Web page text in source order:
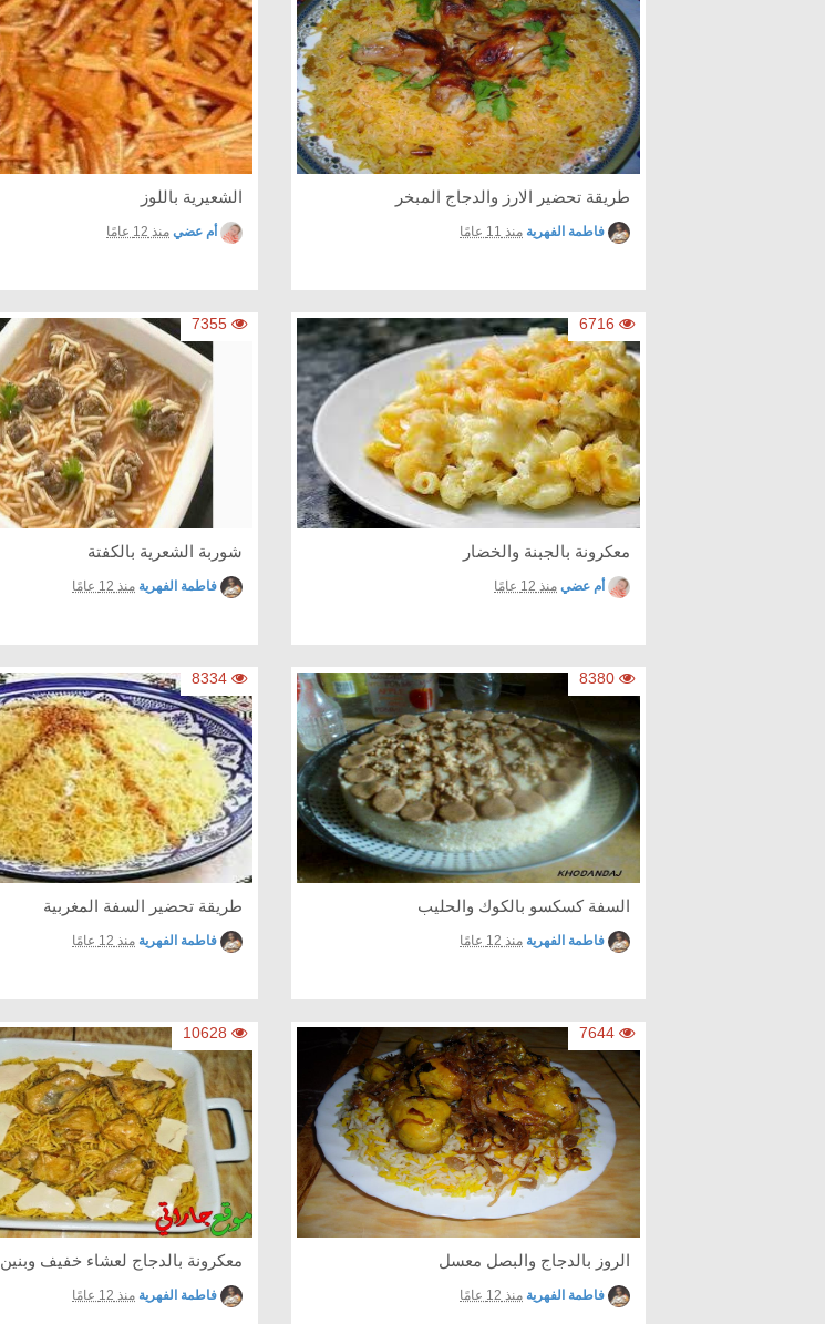
طريقة تحضير الارز والدجاج المبخر
فاطمة الفهرية منذ 11 عامًا
الشعيرية باللوز
أم عضي منذ 12 عامًا
معكرونة بالجبنة والخضار
أم عضي منذ 12 عامًا
شوربة الشعرية بالكفتة
فاطمة الفهرية منذ 12 عامًا
السفة كسكسو بالكوك والحليب
فاطمة الفهرية منذ 12 عامًا
طريقة تحضير السفة المغربية
فاطمة الفهرية منذ 12 عامًا
الروز بالدجاج والبصل معسل
فاطمة الفهرية منذ 12 عامًا
معكرونة بالدجاج لعشاء خفيف وبنين
فاطمة الفهرية منذ 12 عامًا